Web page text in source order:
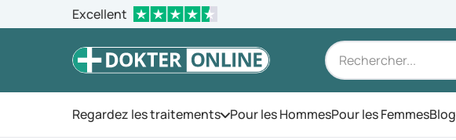
Excellent
Regardez les traitementsOuvrez le menu
Pour les HommesPour les FemmesBlog